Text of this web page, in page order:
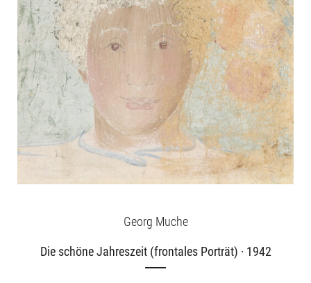
Georg Muche
Die schöne Jahreszeit (frontales Porträt) · 1942